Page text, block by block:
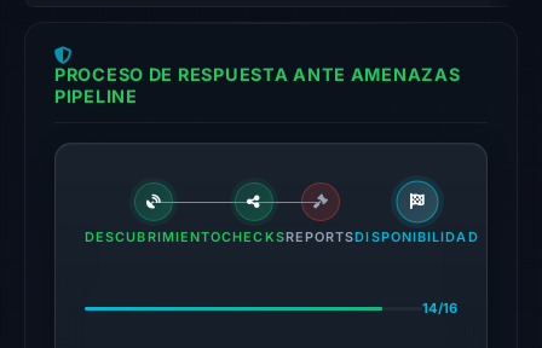
engines
the
on
Jul
PROCESO DE RESPUESTA ANTE AMENAZAS
PIPELINE
DESCUBRIMIENTOCHECKSREPORTSDISPONIBILIDAD
14/16